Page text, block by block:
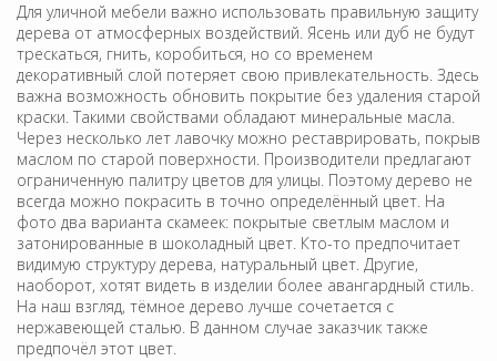
Для уличной мебели важно использовать правильную защиту
дерева от атмосферных воздействий. Ясень или дуб не будут
трескаться, гнить, коробиться, но со временем
декоративный слой потеряет свою привлекательность. Здесь
важна возможность обновить покрытие без удаления старой
краски. Такими свойствами обладают минеральные масла.
Через несколько лет лавочку можно реставрировать, покрыв
маслом по старой поверхности. Производители предлагают
ограниченную палитру цветов для улицы. Поэтому дерево не
всегда можно покрасить в точно определённый цвет. На
фото два варианта скамеек: покрытые светлым маслом и
затонированные в шоколадный цвет. Кто-то предпочитает
видимую структуру дерева, натуральный цвет. Другие,
наоборот, хотят видеть в изделии более авангардный стиль.
На наш взгляд, тёмное дерево лучше сочетается с
нержавеющей сталью. В данном случае заказчик также
предпочёл этот цвет.